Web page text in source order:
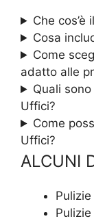
Che
Cosa
Come
adatto alle
Quali
Uffici?
Come
Uffici?
ALCUNI